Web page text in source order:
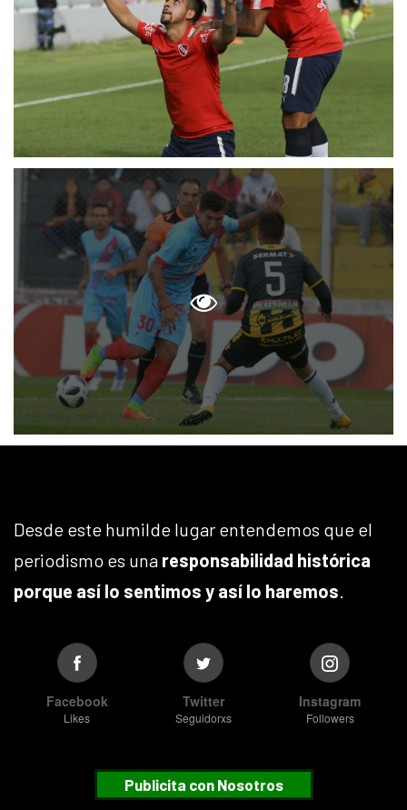
Desde este humilde lugar entendemos que el
periodismo es una responsabilidad histórica
porque así lo sentimos y así lo haremos.
Facebook
Likes
Twitter
Seguidorxs
Instagram
Followers
Publicita con Nosotros